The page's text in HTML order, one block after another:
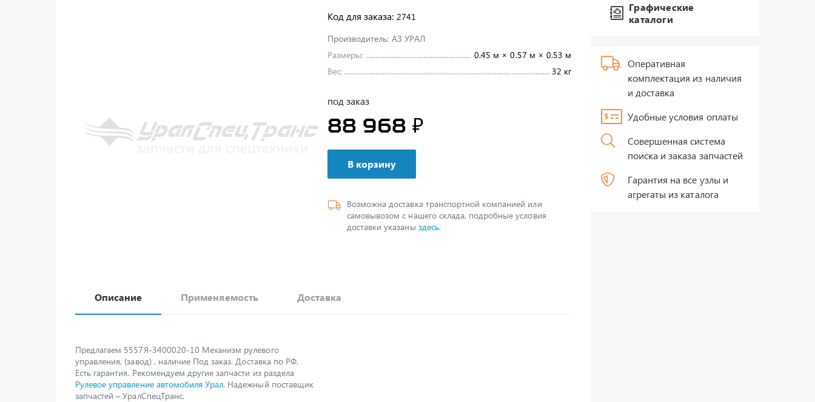
Код для заказа: 2741
Производитель: АЗ УРАЛ
Размеры:
0.45 м × 0.57 м × 0.53 м
Вес:
32 кг
под заказ
88 968 ₽
В корзину
Возможна доставка транспортной компанией или
самовывозом с нашего склада, подробные условия
доставки указаны здесь.
Описание Применяемость Доставка
Предлагаем 5557Я-3400020-10 Механизм рулевого
управления, (завод) , наличие Под заказ. Доставка по РФ.
Есть гарантия. Рекомендуем другие запчасти из раздела
Рулевое управление автомобиля Урал. Надежный поставщик
запчастей – УралСпецТранс.
Графические
каталоги
Оперативная
комплектация из наличия
и доставка
Удобные условия оплаты
Совершенная система
поиска и заказа запчастей
Гарантия на все узлы и
агрегаты из каталога